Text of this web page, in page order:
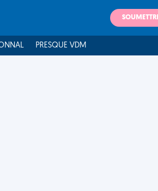
PRESQUE VDM